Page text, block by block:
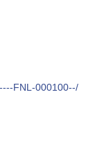
FNL-000100--/